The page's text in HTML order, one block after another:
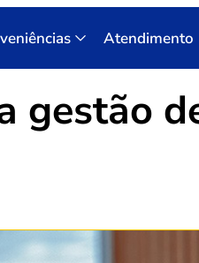
Atendimento
gestão